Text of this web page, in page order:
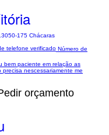
175 Chácaras
Número de
bem paciente em relação as
nescessariamente me
orçamento